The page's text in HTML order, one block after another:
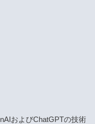
およびChatGPTの技術